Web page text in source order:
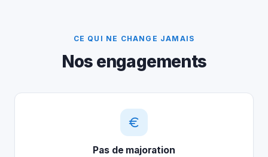
CE QUI NE CHANGE JAMAIS
Nos engagements
Pas de majoration